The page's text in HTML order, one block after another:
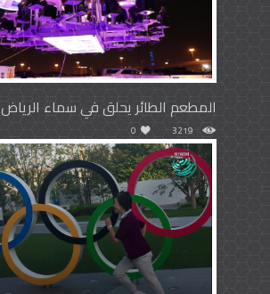
المطعم الطائر يحلق في سماء الرياض
3219
0